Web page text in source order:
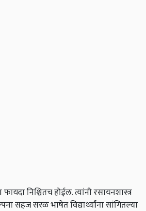
फायदा निश्चितच होईल. त्यांनी रसायनशास्त्र
सहज सरळ भाषेत विद्यार्थ्यांना सांगितल्या